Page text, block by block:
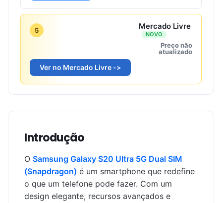
5 Mercado Livre
NOVO
Preço não
atualizado
Ver no Mercado Livre ->
Introdução
O Samsung Galaxy S20 Ultra 5G Dual SIM
(Snapdragon) é um smartphone que redefine
o que um telefone pode fazer. Com um
design elegante, recursos avançados e